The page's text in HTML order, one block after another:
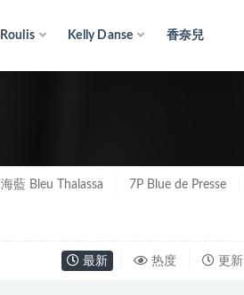
Roulis Kelly Danse 香奈兒
藍 Bleu Thalassa 7P Blue de Presse
最新 热度 更新